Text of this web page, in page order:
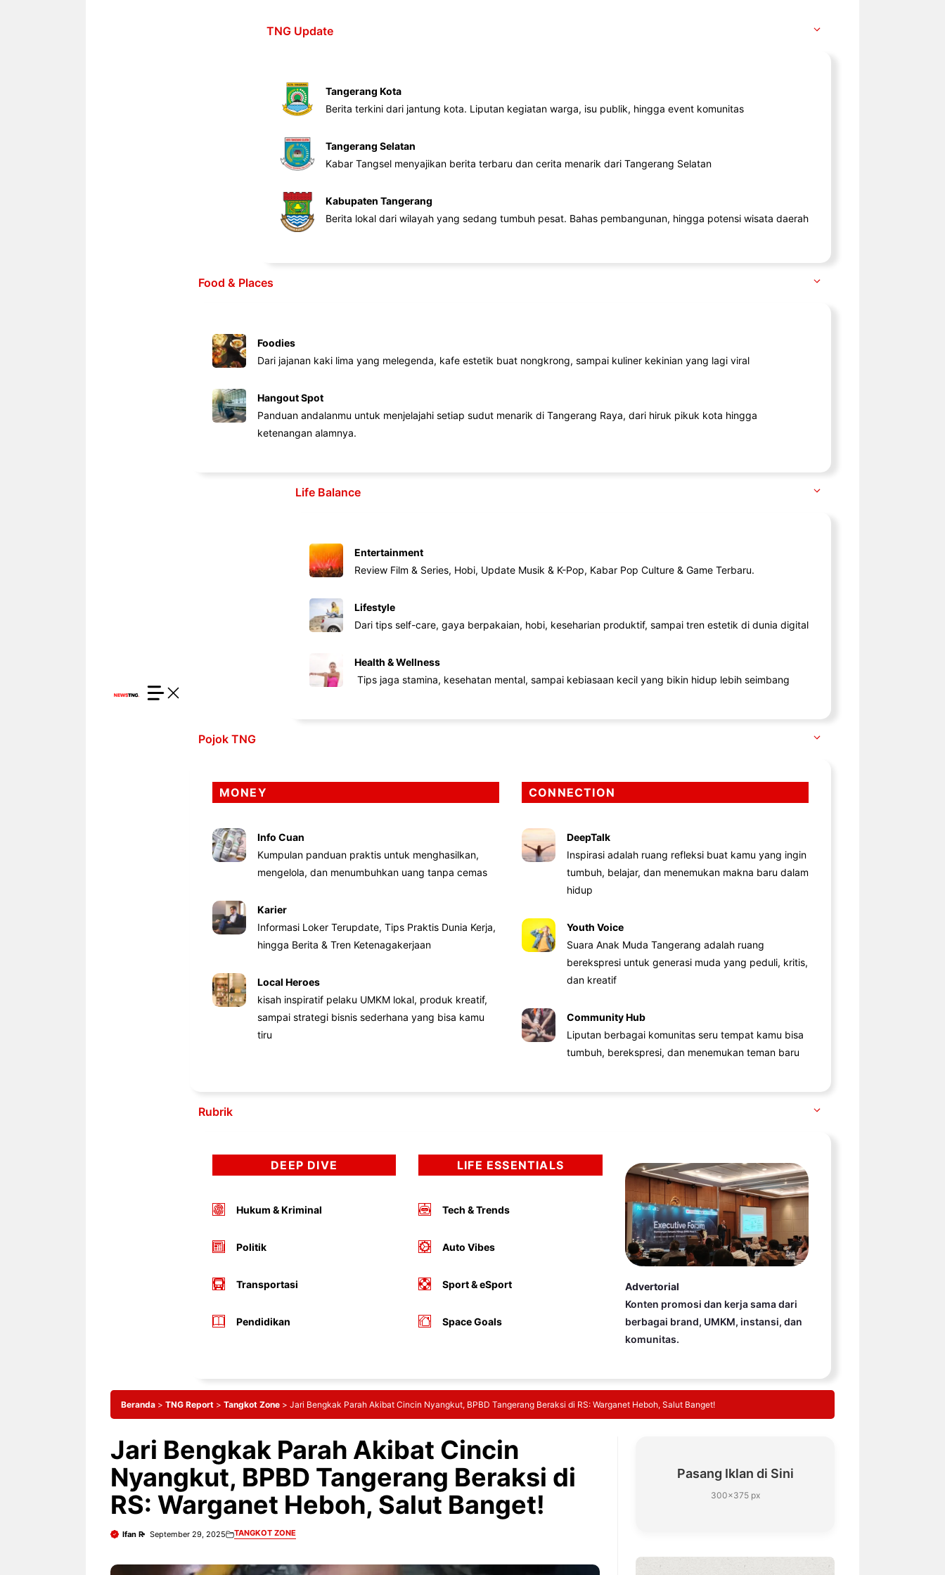
TNG Update
Tangerang Kota
Berita terkini dari jantung kota. Liputan kegiatan warga, isu publik, hingga event komunitas
Tangerang Selatan
Kabar Tangsel menyajikan berita terbaru dan cerita menarik dari Tangerang Selatan
Kabupaten Tangerang
Berita lokal dari wilayah yang sedang tumbuh pesat. Bahas pembangunan, hingga potensi wisata daerah
Food & Places
Foodies
Dari jajanan kaki lima yang melegenda, kafe estetik buat nongkrong, sampai kuliner kekinian yang lagi viral
Hangout Spot
Panduan andalanmu untuk menjelajahi setiap sudut menarik di Tangerang Raya, dari hiruk pikuk kota hingga
ketenangan alamnya.
Life Balance
Entertainment
Review Film & Series, Hobi, Update Musik & K-Pop, Kabar Pop Culture & Game Terbaru.
Lifestyle
Dari tips self-care, gaya berpakaian, hobi, keseharian produktif, sampai tren estetik di dunia digital
Health & Wellness
Tips jaga stamina, kesehatan mental, sampai kebiasaan kecil yang bikin hidup lebih seimbang
Pojok TNG
MONEY
Info Cuan
Kumpulan panduan praktis untuk menghasilkan,
mengelola, dan menumbuhkan uang tanpa cemas
Karier
Informasi Loker Terupdate, Tips Praktis Dunia Kerja,
hingga Berita & Tren Ketenagakerjaan
Local Heroes
kisah inspiratif pelaku UMKM lokal, produk kreatif,
sampai strategi bisnis sederhana yang bisa kamu
tiru
CONNECTION
DeepTalk
Inspirasi adalah ruang refleksi buat kamu yang ingin
tumbuh, belajar, dan menemukan makna baru dalam
hidup
Youth Voice
Suara Anak Muda Tangerang adalah ruang
berekspresi untuk generasi muda yang peduli, kritis,
dan kreatif
Community Hub
Liputan berbagai komunitas seru tempat kamu bisa
tumbuh, berekspresi, dan menemukan teman baru
Rubrik
DEEP DIVE
Hukum & Kriminal
Politik
Transportasi
Pendidikan
LIFE ESSENTIALS
Tech & Trends
Auto Vibes
Sport & eSport
Space Goals
Advertorial
Konten promosi dan kerja sama dari
berbagai brand, UMKM, instansi, dan
komunitas.
Beranda > TNG Report > Tangkot Zone > Jari Bengkak Parah Akibat Cincin Nyangkut, BPBD Tangerang Beraksi di RS: Warganet Heboh, Salut Banget!
Jari Bengkak Parah Akibat Cincin
Nyangkut, BPBD Tangerang Beraksi di
RS: Warganet Heboh, Salut Banget!
Ifan R September 29, 2025 TANGKOT ZONE
Pasang Iklan di Sini
300×375 px